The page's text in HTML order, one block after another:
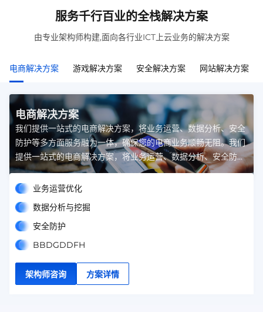
服务千行百业的全栈解决方案
由专业架构师构建,面向各行业ICT上云业务的解决方案
电商解决方案 游戏解决方案 安全解决方案 网站解决方案
电商解决方案
我们提供一站式的电商解决方案，将业务运营、数据分析、安全
防护等多方面服务融为一体，确保您的电商业务顺畅无阻。我们
提供一站式的电商解决方案，将业务运营、数据分析、安全防护
等多方面服务融为一体，确保您的电商业务顺畅无阻。
业务运营优化
数据分析与挖掘
安全防护
BBDGDDFH
架构师咨询 方案详情